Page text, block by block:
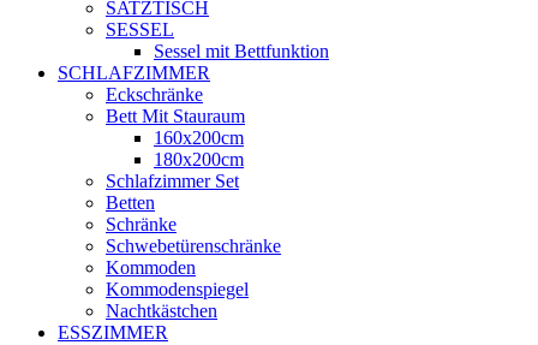
SATZTISCH
SESSEL
Sessel mit Bettfunktion
SCHLAFZIMMER
Eckschränke
Bett Mit Stauraum
160x200cm
180x200cm
Schlafzimmer Set
Betten
Schränke
Schwebetürenschränke
Kommoden
Kommodenspiegel
Nachtkästchen
ESSZIMMER